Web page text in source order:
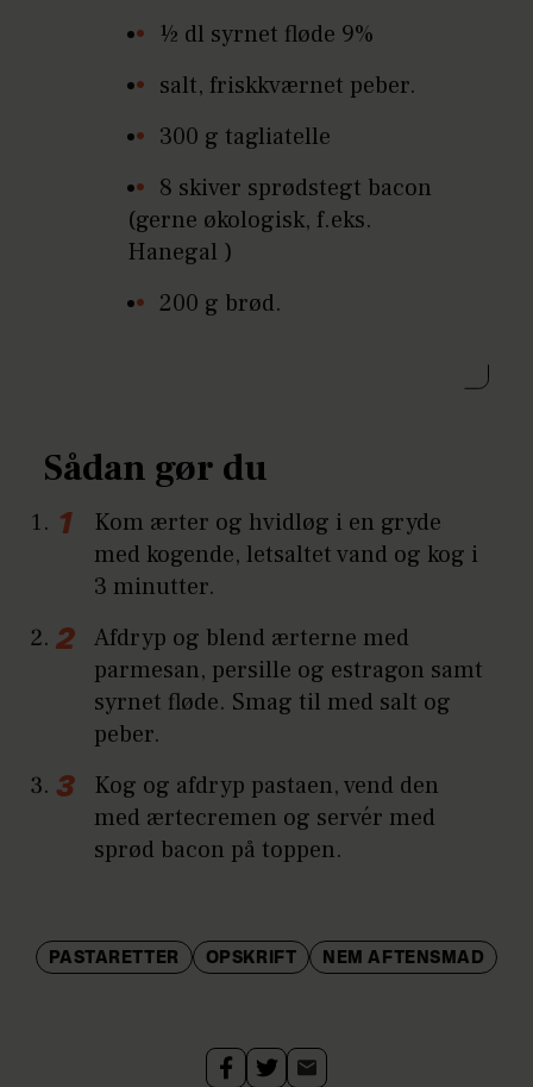
½ dl syrnet fløde 9%
salt, friskkværnet peber.
300 g tagliatelle
8 skiver sprødstegt bacon
(gerne økologisk, f.eks.
Hanegal )
200 g brød.
Sådan gør du
Kom ærter og hvidløg i en gryde
med kogende, letsaltet vand og kog i
3 minutter.
Afdryp og blend ærterne med
parmesan, persille og estragon samt
syrnet fløde. Smag til med salt og
peber.
Kog og afdryp pastaen, vend den
med ærtecremen og servér med
sprød bacon på toppen.
PASTARETTER OPSKRIFT NEM AFTENSMAD